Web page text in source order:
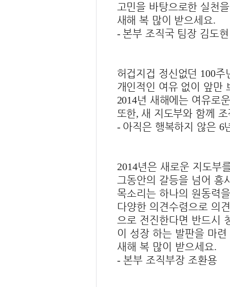
고민을 바탕으로한 실천
새해 복 많이 받으세요.
-본부 조직국 팀장 김도현
허겁지겁 정신없던 100주
개인적인 여유 없이 앞만
2014년 새해에는 여유로
또한, 새 지도부와 함께
- 아직은 행복하지 않은 6
2014년은 새로운 지도부
그동안의 갈등을 넘어 흥
목소리는 하나의 원동력
다양한 의견수렴으로 의
으로 전진한다면 반드시
이 성장 하는 발판을 마
새해 복 많이 받으세요.
- 본부 조직부장 조환용